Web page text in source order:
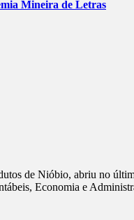
Mineira de Letras
de Nióbio, abriu no
Economia e